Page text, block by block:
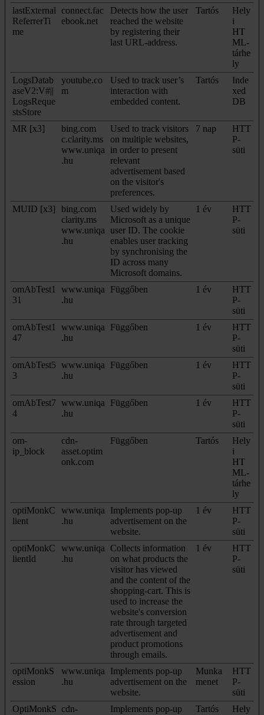
lastExternal
ReferrerTi
me
connect.fac
ebook.net
Detects how the user
reached the website
by registering their
last URL-address.
Tartós
Hely
i
HT
ML-
tárhe
ly
LogsDatab
aseV2:V#||
LogsReque
stsStore
youtube.co
m
Used to track user’s
interaction with
embedded content.
Tartós
Inde
xed
DB
MR [x3]
bing.com
c.clarity.ms
www.uniqa
.hu
Used to track visitors
on multiple websites,
in order to present
relevant
advertisement based
on the visitor's
preferences.
7 nap
HTT
P-
süti
MUID [x3]
bing.com
clarity.ms
www.uniqa
.hu
Used widely by
Microsoft as a unique
user ID. The cookie
enables user tracking
by synchronising the
ID across many
Microsoft domains.
1 év
HTT
P-
süti
omAbTest1
31
www.uniqa
.hu
Függőben 1 év
HTT
P-
süti
omAbTest1
47
www.uniqa
.hu
Függőben 1 év
HTT
P-
süti
omAbTest5
3
www.uniqa
.hu
Függőben 1 év
HTT
P-
süti
omAbTest7
4
www.uniqa
.hu
Függőben 1 év
HTT
P-
süti
om-
ip_block
cdn-
asset.optim
onk.com
Függőben Tartós
Hely
i
HT
ML-
tárhe
ly
optiMonkC
lient
www.uniqa
.hu
Implements pop-up
advertisement on the
website.
1 év
HTT
P-
süti
optiMonkC
lientId
www.uniqa
.hu
Collects information
on what products the
visitor has viewed
and the content of the
shopping-cart. This is
used to increase the
website's conversion
rate through targeted
advertisement and
product promotions
through emails.
1 év
HTT
P-
süti
optiMonkS
ession
www.uniqa
.hu
Implements pop-up
advertisement on the
website.
Munka
menet
HTT
P-
süti
OptiMonkS cdn-
Implements pop-up
Tartós
Hely